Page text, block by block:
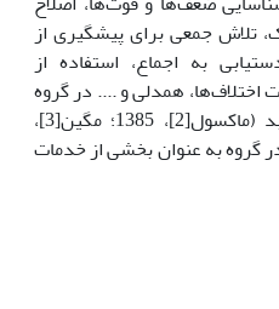
تلاش جمعی برای پیش­گیری از
به اجماع، استفاده از
اختلاف‌ها، همدلی و .... در گروه
آموخته می‌شود و تحقق می‌یابد (ماکسول[2]، 1385؛ مگین[3]،
در گروه به عنوان بخشی از خدمات